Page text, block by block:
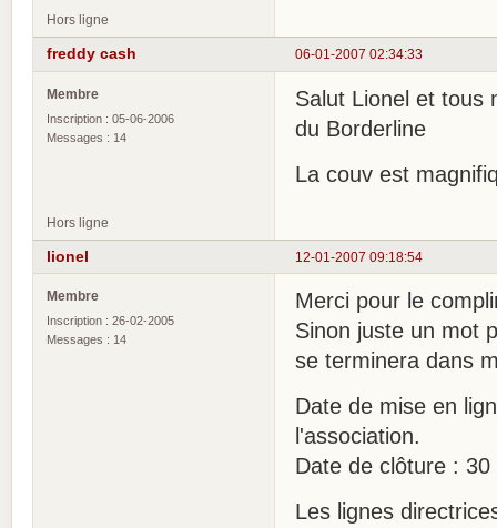
Hors ligne
06-01-2007 02:34:33
freddy cash
Membre
Inscription : 05-06-2006
Messages : 14
Salut Lionel et tous
du Borderline
La couv est
Hors ligne
12-01-2007 09:18:54
lionel
Membre
Inscription : 26-02-2005
Messages : 14
Merci pour le
Sinon juste un mot
se terminera dans
Date de mise en
l'association.
Date de clôture : 30
Les lignes